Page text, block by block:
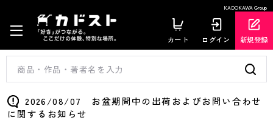
KADOKAWA Group
カート ログイン 新規登録
2026/08/07 お盆期間中の出荷およびお問い合わせ
に関するお知らせ